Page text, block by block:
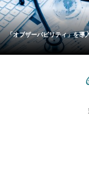
「オブザーバビリティ」を導